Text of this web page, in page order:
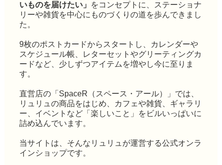
いものを届けたい」
をコンセプトに、ステーショナ
リーや雑貨を中心にものづくりの道を歩んできまし
た。
9枚のポストカードからスタートし、カレンダーや
スケジュール帳、レターセットやグリーティングカ
ードなど、少しずつアイテムを増やし今に至りま
す。
直営店の「SpaceR（スペース・アール）」では、
リュリュの商品をはじめ、カフェや雑貨、ギャラリ
ー、イベントなど「楽しいこと」をビルいっぱいに
詰め込んでいます。
当サイトは、そんなリュリュが運営する公式オンラ
インショップです。